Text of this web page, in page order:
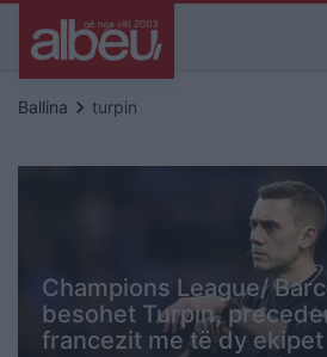
Ballina keyboard_arrow_right turpin
Champions League/
besohet Turpin,
francezit me të dy ekipet